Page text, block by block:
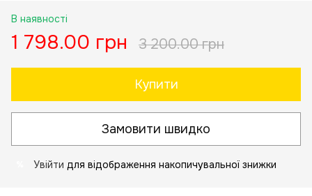
В наявності
1 798.00 грн 3 200.00 грн
Купити
Замовити швидко
Увійти для відображення накопичувальної знижки